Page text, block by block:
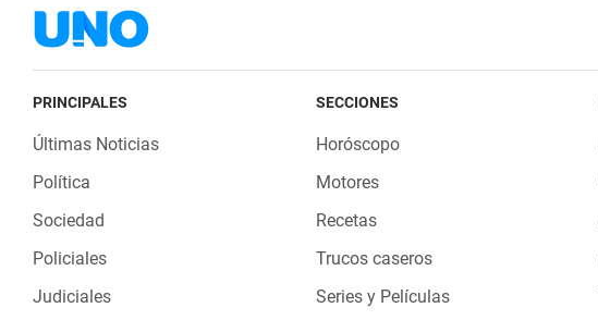
PRINCIPALES
Últimas Noticias
Política
Sociedad
Policiales
Judiciales
SECCIONES
Horóscopo
Motores
Recetas
Trucos caseros
Series y Películas